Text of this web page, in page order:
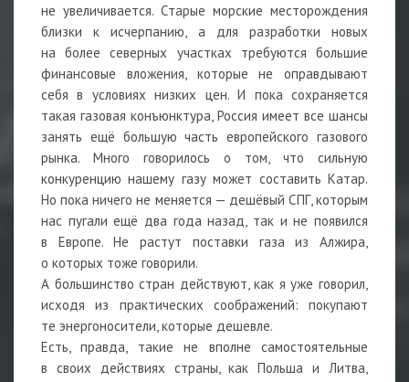
не увеличивается. Старые морские месторождения
близки к исчерпанию, а для разработки новых
на более северных участках требуются большие
финансовые вложения, которые не оправдывают
себя в условиях низких цен. И пока сохраняется
такая газовая конъюнктура, Россия имеет все шансы
занять ещё большую часть европейского газового
рынка. Много говорилось о том, что сильную
конкуренцию нашему газу может составить Катар.
Но пока ничего не меняется — дешёвый СПГ, которым
нас пугали ещё два года назад, так и не появился
в Европе. Не растут поставки газа из Алжира,
о которых тоже говорили.
А большинство стран действуют, как я уже говорил,
исходя из практических соображений: покупают
те энергоносители, которые дешевле.
Есть, правда, такие не вполне самостоятельные
в своих действиях страны, как Польша и Литва,